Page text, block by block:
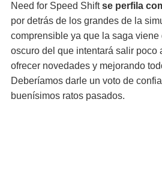
Need for Speed Shiftse perfila
por detrás de los grandes de la
comprensible ya que la saga viene
oscuro del que intentará salir poco
ofrecer novedades y mejorando
Deberíamos darle un voto de
buenísimos ratos pasados.